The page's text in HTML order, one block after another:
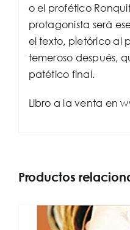
o el profético
protagonista será
el texto, pletórico al
temeroso después,
patético final.
Libro a la venta en
Productos